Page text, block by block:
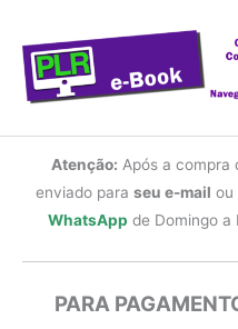
conteúdo
Atenção: Após a compra
enviado para seu e-mail ou
WhatsApp de Domingo
PARA